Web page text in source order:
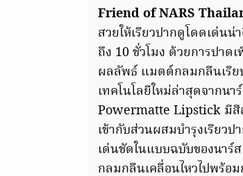
Friend of NARS
สวยให้เรียวปากดูโดดเด่น
ถึง 10 ชั่วโมง ด้วยการปาด
ผลลัพธ์ แมตต์กลมกลืนเรีย
เทคโนโลยีใหม่ล่าสุดจาก
Powermatte Lipstick มี
เข้ากับส่วนผสมบำรุงเรียว
เด่นชัดในแบบฉบับของนาร์
กลมกลืนเคลื่อนไหวไปพร้อ